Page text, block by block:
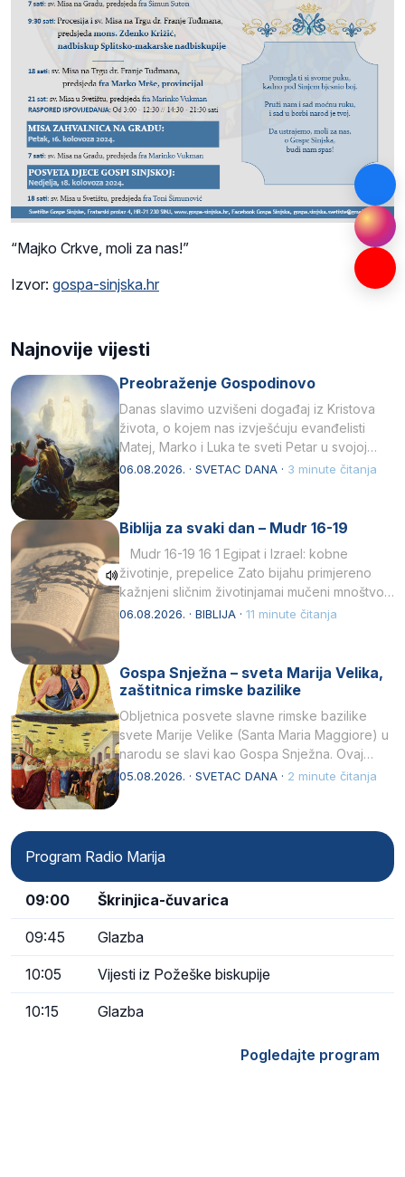
“Majko Crkve, moli za nas!”
Izvor: gospa-sinjska.hr
Najnovije vijesti
Preobraženje Gospodinovo
Danas slavimo uzvišeni događaj iz Kristova
života, o kojem nas izvješćuju evanđelisti
Matej, Marko i Luka te sveti Petar u svojoj
drugoj…
06.08.2026. · SVETAC DANA · 3 minute čitanja
Biblija za svaki dan – Mudr 16-19
Mudr 16-19 16 1 Egipat i Izrael: kobne
životinje, prepelice Zato bijahu primjereno
kažnjeni sličnim životinjamai mučeni mnoštvom
kukaca.2 A narod…
06.08.2026. · BIBLIJA · 11 minute čitanja
Gospa Snježna – sveta Marija Velika,
zaštitnica rimske bazilike
Obljetnica posvete slavne rimske bazilike
svete Marije Velike (Santa Maria Maggiore) u
narodu se slavi kao Gospa Snježna. Ovaj
naziv, Sancta Maria…
05.08.2026. · SVETAC DANA · 2 minute čitanja
Program Radio Marija
09:00 Škrinjica-čuvarica
09:45 Glazba
10:05 Vijesti iz Požeške biskupije
10:15 Glazba
Pogledajte program